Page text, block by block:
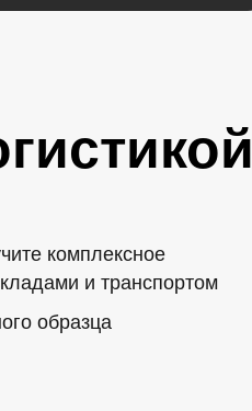
комплексное
и транспортом
образца